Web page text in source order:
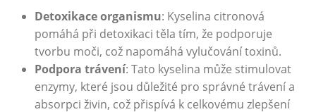
Detoxikace⁢ organismu:​ Kyselina​ citronová⁢
pomáhá‍ při detoxikaci‍ těla tím, že podporuje
tvorbu moči, což​ napomáhá ⁢vylučování toxinů.
Podpora trávení:⁤ Tato kyselina může stimulovat
enzymy, které ⁢jsou důležité pro‍ správné⁤ trávení a
⁢absorpci živin, což přispívá k celkovému ‌zlepšení